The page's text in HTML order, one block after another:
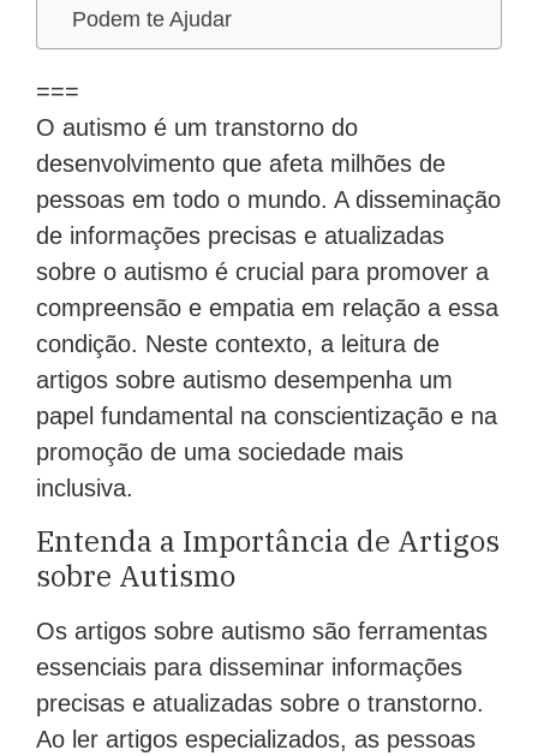
Podem te Ajudar
===
O autismo é um transtorno do
desenvolvimento que afeta milhões de
pessoas em todo o mundo. A disseminação
de informações precisas e atualizadas
sobre o autismo é crucial para promover a
compreensão e empatia em relação a essa
condição. Neste contexto, a leitura de
artigos sobre autismo desempenha um
papel fundamental na conscientização e na
promoção de uma sociedade mais
inclusiva.
Entenda a Importância de Artigos
sobre Autismo
Os artigos sobre autismo são ferramentas
essenciais para disseminar informações
precisas e atualizadas sobre o transtorno.
Ao ler artigos especializados, as pessoas